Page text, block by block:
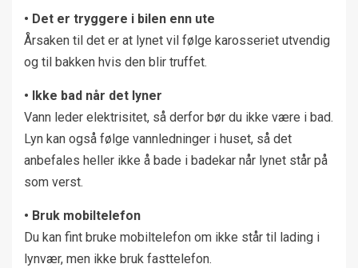
• Det er tryggere i bilen enn ute
Årsaken til det er at lynet vil følge karosseriet utvendig
og til bakken hvis den blir truffet.
• Ikke bad når det lyner
Vann leder elektrisitet, så derfor bør du ikke være i bad.
Lyn kan også følge vannledninger i huset, så det
anbefales heller ikke å bade i badekar når lynet står på
som verst.
• Bruk mobiltelefon
Du kan fint bruke mobiltelefon om ikke står til lading i
lynvær, men ikke bruk fasttelefon.